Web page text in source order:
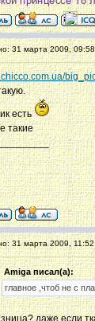
31 марта 2009, 09:58
есть
такие
31 марта 2009, 11:52
Amiga писал(а):
главное ,чтоб не с
даже если